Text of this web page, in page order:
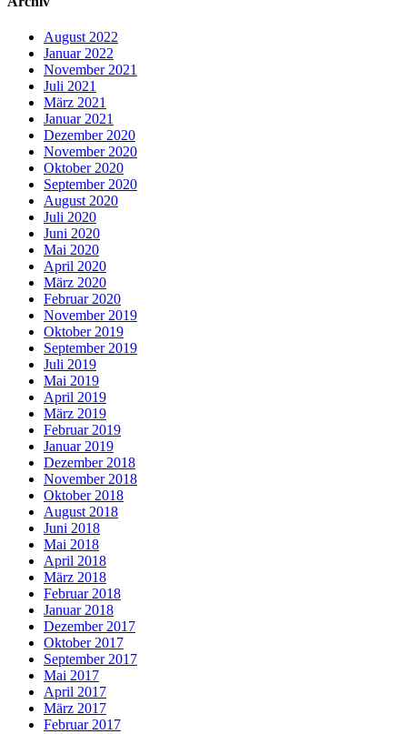
August 2022
Januar 2022
November 2021
Juli 2021
März 2021
Januar 2021
Dezember 2020
November 2020
Oktober 2020
September 2020
August 2020
Juli 2020
Juni 2020
Mai 2020
April 2020
März 2020
Februar 2020
November 2019
Oktober 2019
September 2019
Juli 2019
Mai 2019
April 2019
März 2019
Februar 2019
Januar 2019
Dezember 2018
November 2018
Oktober 2018
August 2018
Juni 2018
Mai 2018
April 2018
März 2018
Februar 2018
Januar 2018
Dezember 2017
Oktober 2017
September 2017
Mai 2017
April 2017
März 2017
Februar 2017